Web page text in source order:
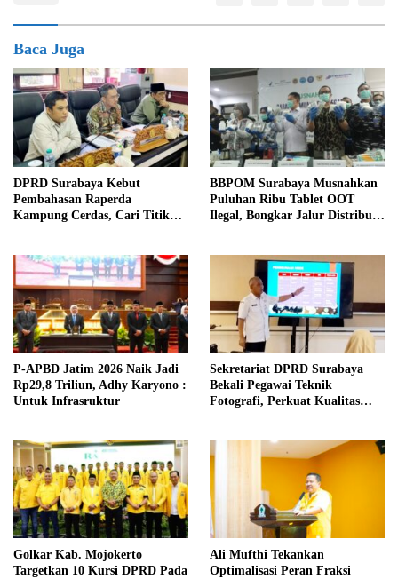
Baca Juga
DPRD Surabaya Kebut
Pembahasan Raperda
Kampung Cerdas, Cari Titik
BBPOM Surabaya Musnahkan
Puluhan Ribu Tablet OOT
Ilegal, Bongkar Jalur Distribusi
P-APBD Jatim 2026 Naik Jadi
Rp29,8 Triliun, Adhy Karyono :
Untuk Infrasruktur
Sekretariat DPRD Surabaya
Bekali Pegawai Teknik
Fotografi, Perkuat Kualitas
Golkar Kab. Mojokerto
Targetkan 10 Kursi DPRD Pada
Ali Mufthi Tekankan
Optimalisasi Peran Fraksi